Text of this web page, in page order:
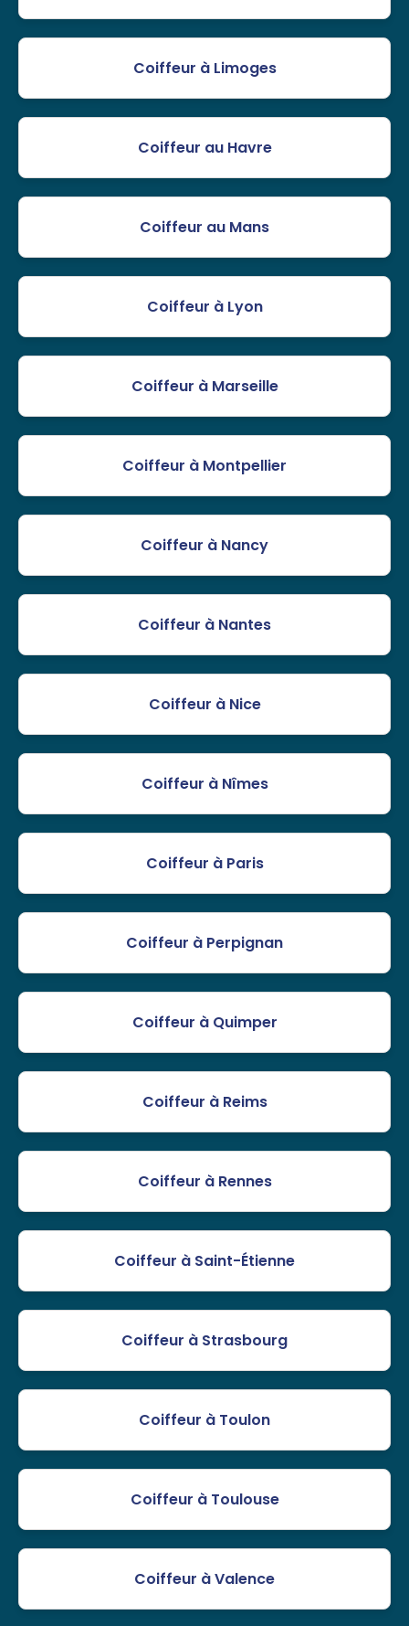
Coiffeur à Limoges
Coiffeur au Havre
Coiffeur au Mans
Coiffeur à Lyon
Coiffeur à Marseille
Coiffeur à Montpellier
Coiffeur à Nancy
Coiffeur à Nantes
Coiffeur à Nice
Coiffeur à Nîmes
Coiffeur à Paris
Coiffeur à Perpignan
Coiffeur à Quimper
Coiffeur à Reims
Coiffeur à Rennes
Coiffeur à Saint-Étienne
Coiffeur à Strasbourg
Coiffeur à Toulon
Coiffeur à Toulouse
Coiffeur à Valence